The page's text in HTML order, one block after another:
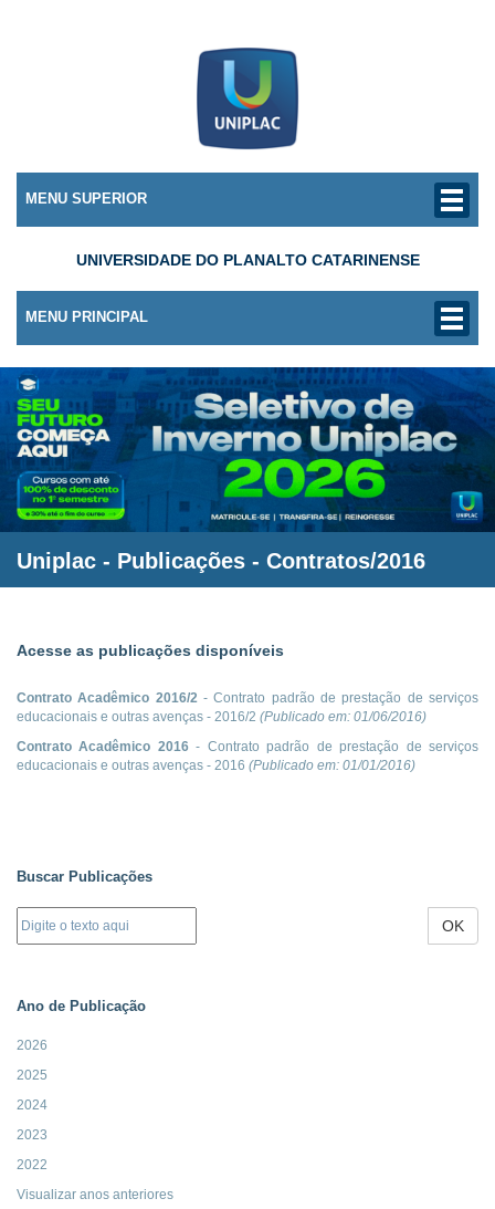
MENU SUPERIOR
UNIVERSIDADE DO PLANALTO CATARINENSE
MENU PRINCIPAL
Uniplac - Publicações - Contratos/2016
Acesse as publicações disponíveis
Contrato Acadêmico 2016/2- Contrato padrão de prestação de serviços
educacionais e outras avenças - 2016/2 (Publicado em: 01/06/2016)
Contrato Acadêmico 2016- Contrato padrão de prestação de serviços
educacionais e outras avenças - 2016 (Publicado em: 01/01/2016)
Buscar Publicações
OK
Ano de Publicação
2026
2025
2024
2023
2022
Visualizar anos anteriores